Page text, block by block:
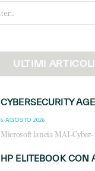
ULTIMI ARTICOLI
6 AGOSTO 2026